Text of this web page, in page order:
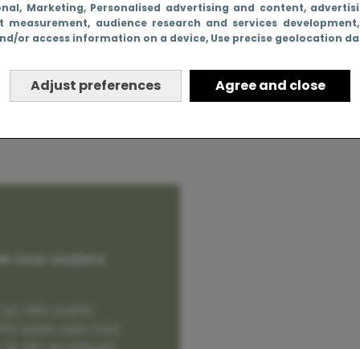
, Marketing, Personalised advertising and content,
measurement, audience research and services development
or access information on a device, Use precise geolocation
Adjust preferences Agree and close
7 tips
gaan!
voor ouders